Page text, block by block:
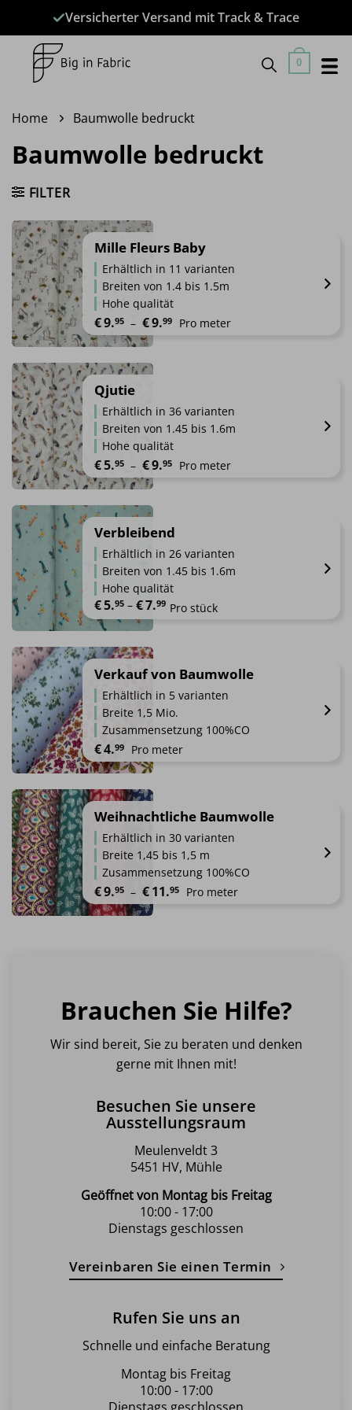
springen
Versicherter Versand mit Track & Trace
0
Home Baumwolle bedruckt
Baumwolle bedruckt
FILTER
Mille Fleurs Baby
Erhältlich in 11 varianten
Breiten von 1.4 bis 1.5m
Hohe qualität
€9.95 – €9.99 Preisspanne: €9.95 bis €9.99
Pro meter
mehrere
Varianten
auf.
Optionen
gewählt
werden
Qjutie
Erhältlich in 36 varianten
Breiten von 1.45 bis 1.6m
Hohe qualität
€5.95 – €9.95 Preisspanne: €5.95 bis €9.95
Pro meter
mehrere
Varianten
auf.
Optionen
Produktseite
gewählt
werden
Verbleibend
Erhältlich in 26 varianten
Breiten von 1.45 bis 1.6m
Hohe qualität
€5.95 – €7.99
Preisspanne: €5.95 bis €7.99
Pro stück
weist
mehrere
Varianten
auf.
Die
Optionen
Produktseite
gewählt
werden
Verkauf von Baumwolle
Erhältlich in 5 varianten
Breite 1,5 Mio.
Zusammensetzung 100%CO
€4.99 Pro meter
weist
mehrere
Varianten
auf.
Die
Optionen
Weihnachtliche Baumwolle
Erhältlich in 30 varianten
Breite 1,45 bis 1,5 m
Zusammensetzung 100%CO
€9.95 – €11.95 Preisspanne: €9.95 bis €11.95
Pro meter
auf.
Die
Optionen
können
auf
Produktseite
gewählt
Brauchen Sie Hilfe?
Wir sind bereit, Sie zu beraten und denken
gerne mit Ihnen mit!
Besuchen Sie unsere
Ausstellungsraum
Meulenveldt 3
5451 HV, Mühle
Geöffnet von Montag bis Freitag
10:00 - 17:00
Dienstags geschlossen
Vereinbaren Sie einen Termin
Rufen Sie uns an
Schnelle und einfache Beratung
Montag bis Freitag
10:00 - 17:00